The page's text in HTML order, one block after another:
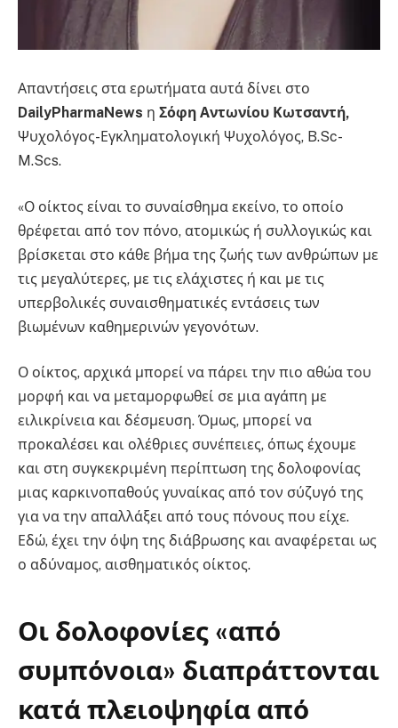
Απαντήσεις στα ερωτήματα αυτά δίνει στο
DailyPharmaNews η Σόφη Αντωνίου Κωτσαντή,
Ψυχολόγος-Εγκληματολογική Ψυχολόγος, B.Sc-
M.Scs.
«Ο οίκτος είναι το συναίσθημα εκείνο, το οποίο
θρέφεται από τον πόνο, ατομικώς ή συλλογικώς και
βρίσκεται στο κάθε βήμα της ζωής των ανθρώπων με
τις μεγαλύτερες, με τις ελάχιστες ή και με τις
υπερβολικές συναισθηματικές εντάσεις των
βιωμένων καθημερινών γεγονότων.
Ο οίκτος, αρχικά μπορεί να πάρει την πιο αθώα του
μορφή και να μεταμορφωθεί σε μια αγάπη με
ειλικρίνεια και δέσμευση. Όμως, μπορεί να
προκαλέσει και ολέθριες συνέπειες, όπως έχουμε
και στη συγκεκριμένη περίπτωση της δολοφονίας
μιας καρκινοπαθούς γυναίκας από τον σύζυγό της
για να την απαλλάξει από τους πόνους που είχε.
Εδώ, έχει την όψη της διάβρωσης και αναφέρεται ως
ο αδύναμος, αισθηματικός οίκτος.
Οι δολοφονίες «από
συμπόνοια» διαπράττονται
κατά πλειοψηφία από